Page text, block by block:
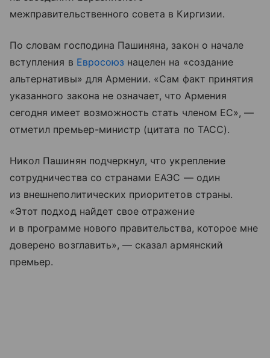
межправительственного совета в Киргизии.
По словам господина Пашиняна, закон о начале
вступления в Евросоюз нацелен на «создание
альтернативы» для Армении. «Сам факт принятия
указанного закона не означает, что Армения
сегодня имеет возможность стать членом ЕС», —
отметил премьер-министр (цитата по ТАСС).
Никол Пашинян подчеркнул, что укрепление
сотрудничества со странами ЕАЭС — один
из внешнеполитических приоритетов страны.
«Этот подход найдет свое отражение
и в программе нового правительства, которое мне
доверено возглавить», — сказал армянский
премьер.